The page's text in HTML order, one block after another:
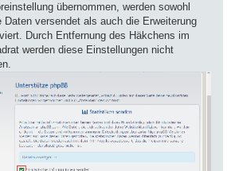
übernommen, werden sowohl
versendet als auch die Erweiterung
Durch Entfernung des Häkchens im
werden diese Einstellungen nicht